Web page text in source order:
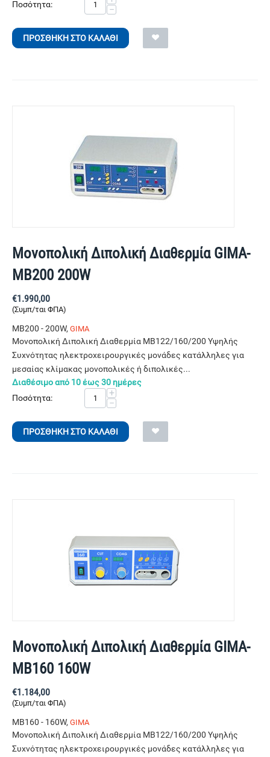
Ποσότητα:
−
ΠΡΟΣΘΉΚΗ ΣΤΟ ΚΑΛΆΘΙ
Μονοπολική Διπολική Διαθερμία GIMA-
ΜΒ200 200W
€1.990,00
(Συμπ/ται ΦΠΑ)
MB200 - 200W, GIMA
Μονοπολική Διπολική Διαθερμία ΜΒ122/160/200 Υψηλής
Συχνότητας ηλεκτροχειρουργικές μονάδες κατάλληλες για
μεσαίας κλίμακας μονοπολικές ή διπολικές...
Διαθέσιμο από 10 έως 30 ημέρες
Ποσότητα:
+
−
ΠΡΟΣΘΉΚΗ ΣΤΟ ΚΑΛΆΘΙ
Μονοπολική Διπολική Διαθερμία GIMA-
ΜΒ160 160W
€1.184,00
(Συμπ/ται ΦΠΑ)
MB160 - 160W, GIMA
Μονοπολική Διπολική Διαθερμία ΜΒ122/160/200 Υψηλής
Συχνότητας ηλεκτροχειρουργικές μονάδες κατάλληλες για